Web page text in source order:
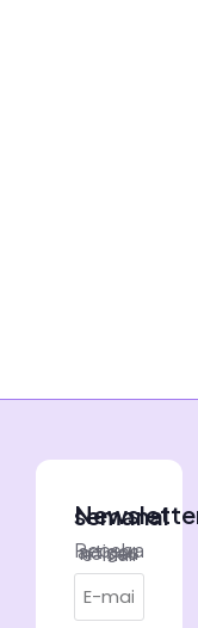
Newsletter semanal
Receba artigos no seu e-mail